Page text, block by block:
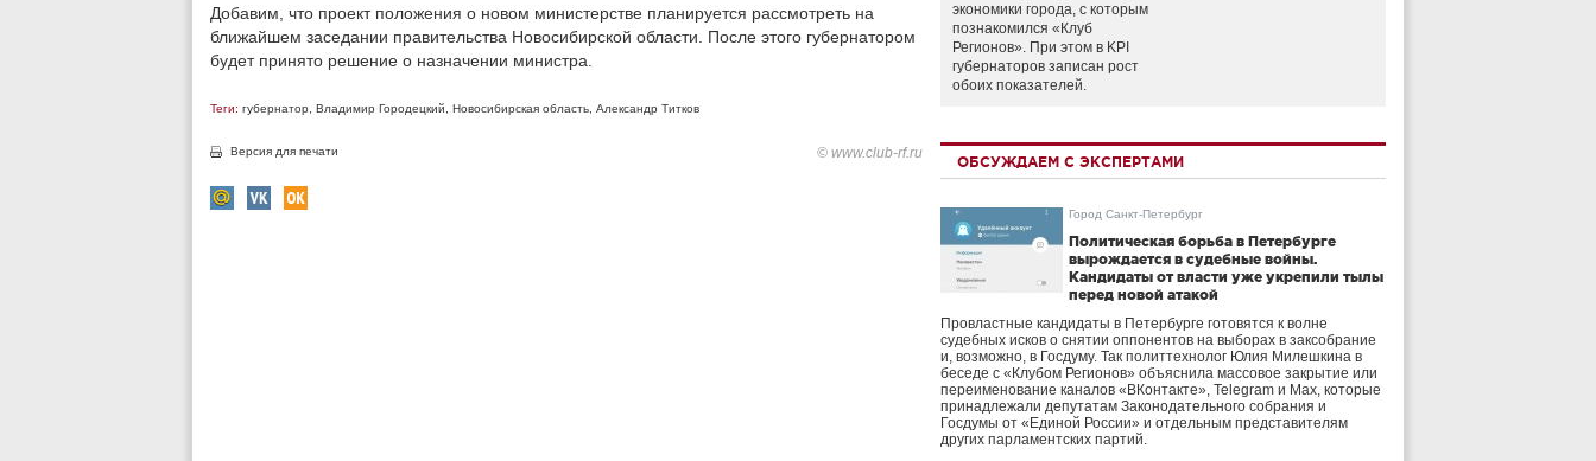
Добавим, что проект положения о новом министерстве планируется рассмотреть на
ближайшем заседании правительства Новосибирской области. После этого губернатором
будет принято решение о назначении министра.
Теги: губернатор Владимир Городецкий Новосибирская область Александр Титков
Версия для печати © www.club-rf.ru
экономики города, с которым
познакомился «Клуб
Регионов». При этом в KPI
губернаторов записан рост
обоих показателей.
ОБСУЖДАЕМ С ЭКСПЕРТАМИ
Город Санкт-Петербург
Политическая борьба в Петербурге
вырождается в судебные войны.
Кандидаты от власти уже укрепили тылы
перед новой атакой
Провластные кандидаты в Петербурге готовятся к волне
судебных исков о снятии оппонентов на выборах в заксобрание
и, возможно, в Госдуму. Так политтехнолог Юлия Милешкина в
беседе с «Клубом Регионов» объяснила массовое закрытие или
переименование каналов «ВКонтакте», Telegram и Max, которые
принадлежали депутатам Законодательного собрания и
Госдумы от «Единой России» и отдельным представителям
других парламентских партий.